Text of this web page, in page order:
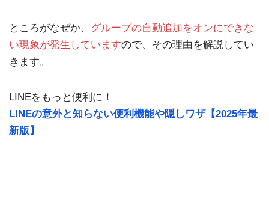
ところがなぜか、
グループの自動追加をオンにできな
い現象が発生していますので、その理由を解説してい
きます。
LINEをもっと便利に！
LINEの意外と知らない便利機能や隠しワザ【2025年最
新版】